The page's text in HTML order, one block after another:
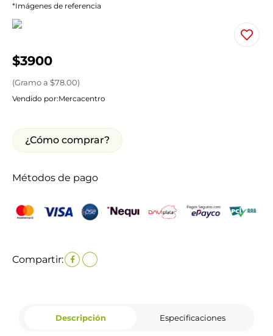
*Imágenes de referencia
$3900
(Gramoa $78.00)
Vendido por:Mercacentro
¿Cómo comprar?
Métodos de pago
Compartir:
Descripción Especificaciones